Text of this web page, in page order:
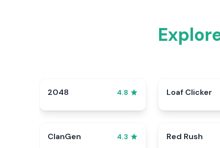
2048 4.8 Loaf Clicker
ClanGen 4.3 Red Rush